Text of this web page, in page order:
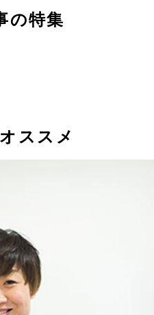
の特集
ススメ